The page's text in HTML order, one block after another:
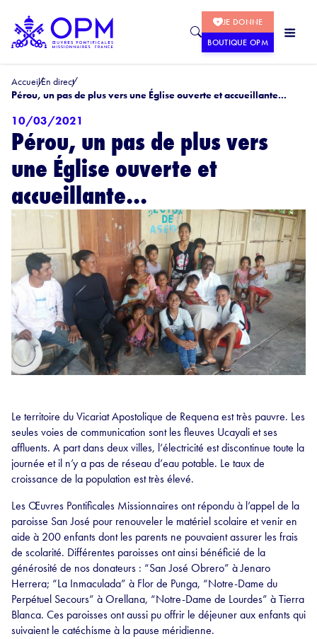
JE DONNE
BOUTIQUE OPM
AccueilEn direct
Pérou, un pas de plus vers une Église ouverte et accueillante...
10/03/2021
Pérou, un pas de plus vers
une Église ouverte et
accueillante...
Le territoire du Vicariat Apostolique de Requena est très pauvre. Les
seules voies de communication sont les fleuves Ucayali et ses
affluents. A part dans deux villes, l’électricité est discontinue toute la
journée et il n’y a pas de réseau d’eau potable. Le taux de
croissance de la population est très élevé.
Les Œuvres Pontificales Missionnaires ont répondu à l’appel de la
paroisse San José pour renouveler le matériel scolaire et venir en
aide à 200 enfants dont les parents ne pouvaient assurer les frais
de scolarité. Différentes paroisses ont ainsi bénéficié de la
générosité de nos donateurs : “San José Obrero” à Jenaro
Herrera; “La Inmaculada” à Flor de Punga, “Notre-Dame du
Perpétuel Secours” à Orellana, “Notre-Dame de Lourdes” à Tierra
Blanca. Ces paroisses ont aussi pu offrir le déjeuner aux enfants qui
suivaient le catéchisme à la pause méridienne.